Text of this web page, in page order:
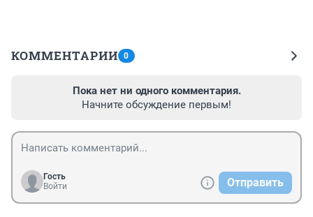
КОММЕНТАРИИ 0
Пока нет ни одного комментария.
Начните обсуждение первым!
Гость
Войти
Отправить